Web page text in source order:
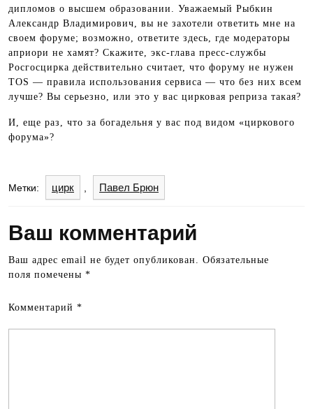
дипломов о высшем образовании. Уважаемый Рыбкин
Александр Владимирович, вы не захотели ответить мне на
своем форуме; возможно, ответите здесь, где модераторы
априори не хамят? Скажите, экс-глава пресс-службы
Росгосцирка действительно считает, что форуму не нужен
TOS — правила использования сервиса — что без них всем
лучше? Вы серьезно, или это у вас цирковая реприза такая?
И, еще раз, что за богадельня у вас под видом «циркового
форума»?
Метки: цирк Павел Брюн
Ваш комментарий
Ваш адрес email не будет опубликован. Обязательные
поля помечены *
Комментарий *